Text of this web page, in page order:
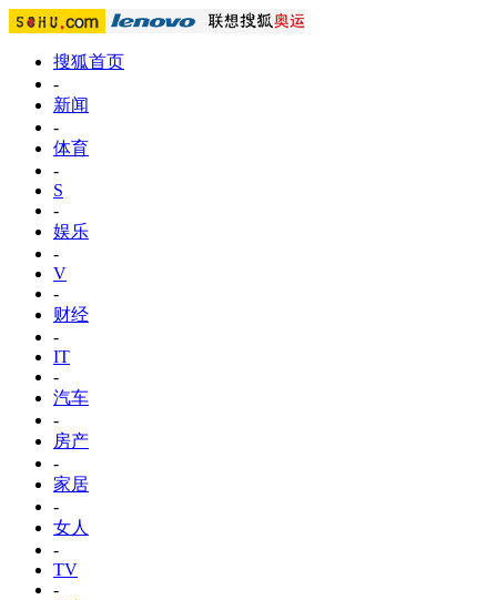
搜狐首页
-
新闻
-
体育
-
S
-
娱乐
-
V
-
财经
-
IT
-
汽车
-
房产
-
家居
-
女人
-
TV
-